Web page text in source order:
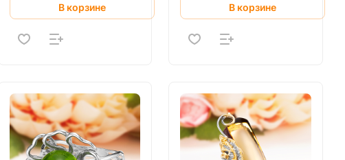
В корзине В корзине